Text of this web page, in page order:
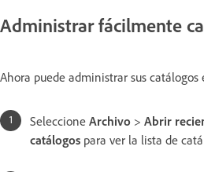
Administrar fácilmente
Ahora puede administrar sus catálogos
Seleccione Archivo > Abrir
catálogos para ver la lista de